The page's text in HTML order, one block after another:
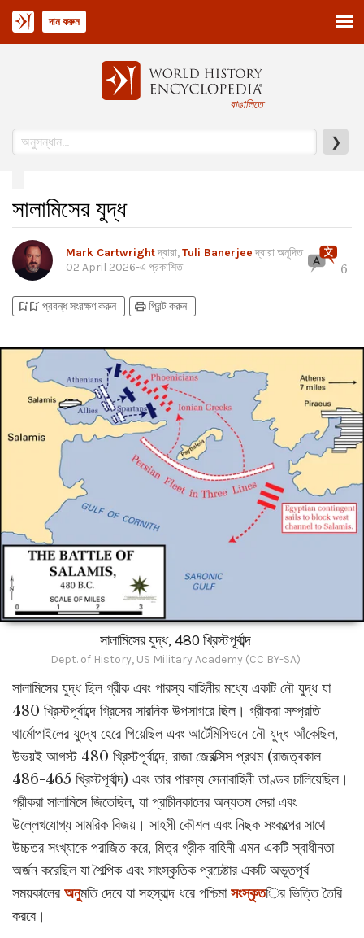
বাঙালিতে
❯
দান করুন
সালামিসের যুদ্ধ
Mark Cartwrightদ্বারা,Tuli Banerjeeদ্বারা অনূদিত
02 April 2026-এ প্রকাশিত 6
bookmark_addbookmark_added প্রবন্ধ সংরক্ষণ করুন printপ্রিন্ট করুন
সালামিসের যুদ্ধ, 480 খ্রিস্টপূর্বাব্দ
Dept. of History, US Military Academy (CC BY-SA)
সালামিসের যুদ্ধ ছিল গ্রীক এবং পারস্য বাহিনীর মধ্যে একটি নৌ যুদ্ধ যা
480 খ্রিস্টপূর্বাব্দে গ্রিসের সারনিক উপসাগরে ছিল। গ্রীকরা সম্প্রতি
থার্মোপাইলের যুদ্ধে হেরে গিয়েছিল এবং আর্টেমিসিওনে নৌ যুদ্ধ আঁকেছিল,
উভয়ই আগস্ট 480 খ্রিস্টপূর্বাব্দে, রাজা জেরক্সিস প্রথম (রাজত্বকাল
486-465 খ্রিস্টপূর্বাব্দ) এবং তার পারস্য সেনাবাহিনী তাণ্ডব চালিয়েছিল।
গ্রীকরা সালামিসে জিতেছিল, যা প্রাচীনকালের অন্যতম সেরা এবং
উল্লেখযোগ্য সামরিক বিজয়। সাহসী কৌশল এবং নিছক সংকল্পের সাথে
উচ্চতর সংখ্যাকে পরাজিত করে, মিত্র গ্রীক বাহিনী এমন একটি স্বাধীনতা
অর্জন করেছিল যা শৈল্পিক এবং সাংস্কৃতিক প্রচেষ্টার একটি অভূতপূর্ব
সময়কালের অনুমতি দেবে যা সহস্রাব্দ ধরে পশ্চিমাসংস্কৃতির ভিত্তি তৈরি
করবে।